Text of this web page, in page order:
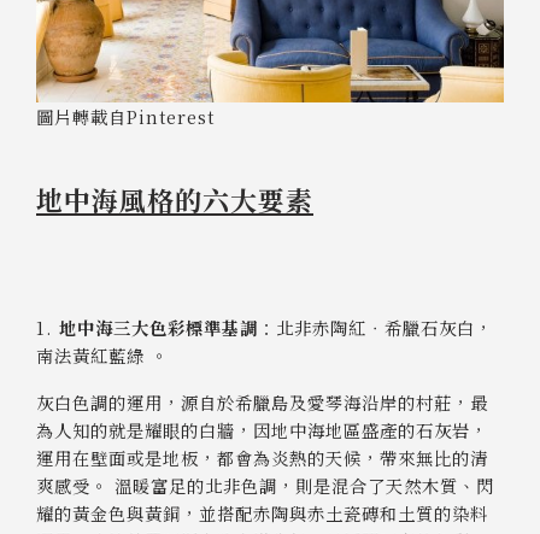
圖片轉載自Pinterest
地中海風格的六大要素
1. 地中海三大色彩標準基調 ：北非赤陶紅‧希臘石灰白，
南法黃紅藍綠 。
灰白色調的運用，源自於希臘島及愛琴海沿岸的村莊，最
為人知的就是耀眼的白牆，因地中海地區盛產的石灰岩，
運用在壁面或是地板，都會為炎熱的天候，帶來無比的清
爽感受。 溫暖富足的北非色調，則是混合了天然木質、閃
耀的黃金色與黃銅，並搭配赤陶與赤土瓷磚和土質的染料